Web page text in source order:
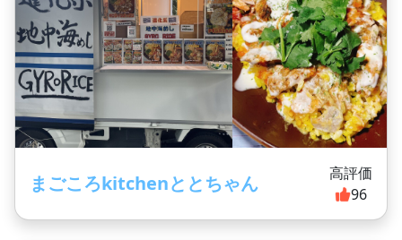
まごころkitchenととちゃん
高評価
96